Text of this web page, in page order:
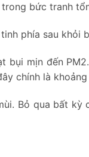
bức tranh
phía sau khỏi
mịn đến
chính là
Bỏ qua bất kỳ